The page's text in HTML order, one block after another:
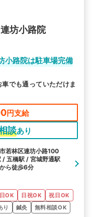
坊小路院
小路院は駐車場完備
でも通っていただけま
円支給
談あり
若林区連坊小路100
/ 五橋駅 / 宮城野通駅
ら徒歩6分
OK 日祝OK
祝日OK
り 鍼灸
無料相談OK